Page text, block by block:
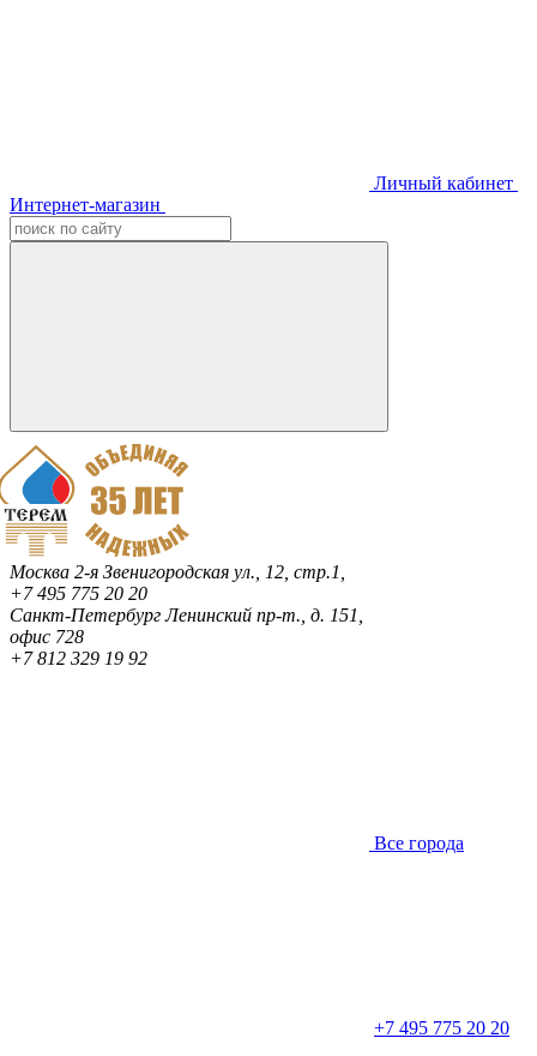
Личный кабинет
Интернет-магазин
Москва 2-я Звенигородская ул., 12, стр.1,
+7 495 775 20 20
Санкт-ПетербургЛенинский пр-т., д. 151,
офис 728
+7 812 329 19 92
Все города
+7 495 775 20 20